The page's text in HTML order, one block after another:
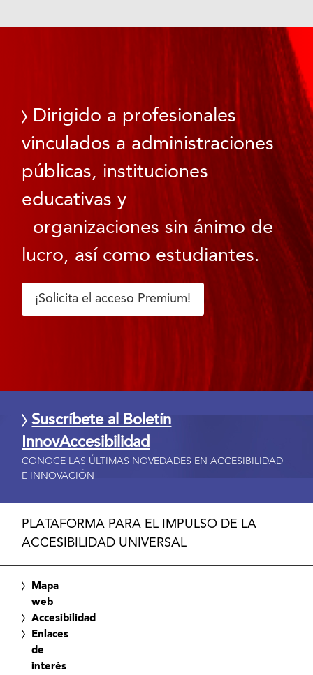
Dirigido a profesionales
vinculados a administraciones
públicas, instituciones
educativas y
organizaciones sin ánimo de
lucro, así como estudiantes.
¡Solicita el acceso Premium!
Suscríbete al Boletín
InnovAccesibilidad
CONOCE LAS ÚLTIMAS NOVEDADES EN ACCESIBILIDAD
E INNOVACIÓN
PLATAFORMA PARA EL IMPULSO DE LA
ACCESIBILIDAD UNIVERSAL
Mapa
web
Accesibilidad
Enlaces
de
interés